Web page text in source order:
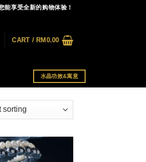
享受全新的购物体验！
CART / RM 0.00
水晶功效&寓意